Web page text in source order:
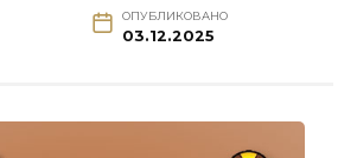
ОПУБЛИКОВАНО
03.12.2025